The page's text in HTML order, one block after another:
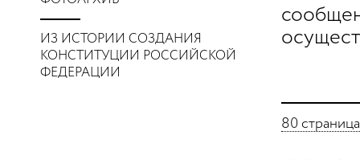
ИЗ ИСТОРИИ СОЗДАНИЯ
КОНСТИТУЦИИ РОССИЙСКОЙ
ФЕДЕРАЦИИ
80 страница